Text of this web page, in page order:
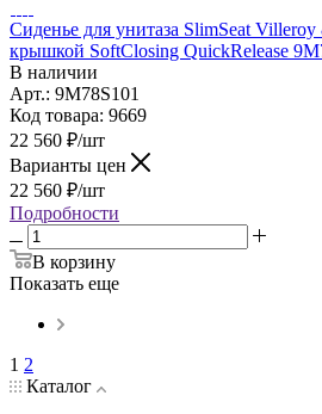
Сиденье для унитаза SlimSeat
крышкой SoftClosing QuickRelease
В наличии
Арт.: 9M78S101
Код товара: 9669
22 560 ₽/шт
Варианты цен
22 560 ₽/шт
Подробности
В корзину
Показать еще
1 2
Каталог